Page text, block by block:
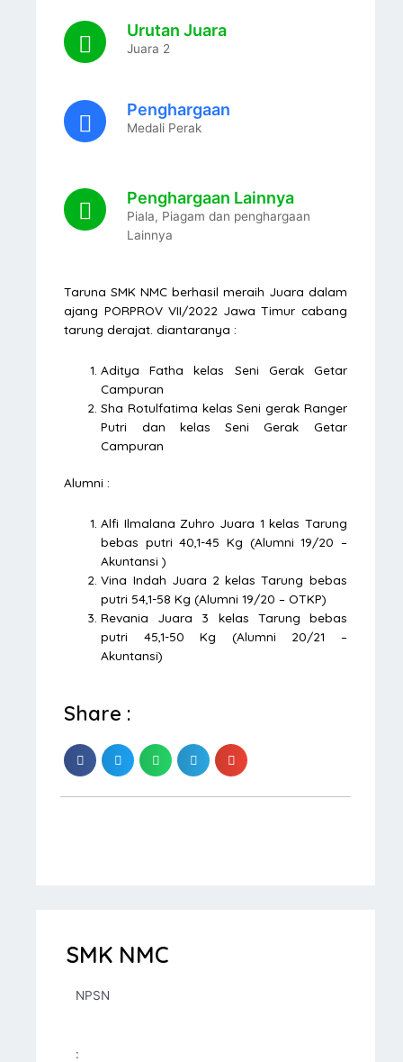
Urutan Juara
Juara 2
Penghargaan
Medali Perak
Penghargaan Lainnya
Piala, Piagam dan penghargaan
Lainnya
Taruna SMK NMC berhasil meraih Juara dalam
ajang PORPROV VII/2022 Jawa Timur cabang
tarung derajat. diantaranya :
Aditya Fatha kelas Seni Gerak Getar
Campuran
Sha Rotulfatima kelas Seni gerak Ranger
Putri dan kelas Seni Gerak Getar
Campuran
Alumni :
Alfi Ilmalana Zuhro Juara 1 kelas Tarung
bebas putri 40,1-45 Kg (Alumni 19/20 –
Akuntansi )
Vina Indah Juara 2 kelas Tarung bebas
putri 54,1-58 Kg (Alumni 19/20 – OTKP)
Revania Juara 3 kelas Tarung bebas
putri 45,1-50 Kg (Alumni 20/21 –
Akuntansi)
Share :
SMK NMC
NPSN
: